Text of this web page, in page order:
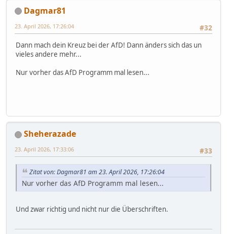
Dagmar81
#32
23. April 2026, 17:26:04
Dann mach dein Kreuz bei der AfD! Dann änders sich das un
vieles andere mehr...
Nur vorher das AfD Programm mal lesen...
Sheherazade
#33
23. April 2026, 17:33:06
Zitat von: Dagmar81 am 23. April 2026, 17:26:04
Nur vorher das AfD Programm mal lesen...
Und zwar richtig und nicht nur die Überschriften.